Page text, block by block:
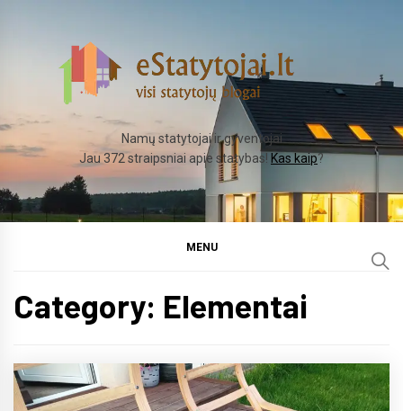
Namų statytojai ir gyventojai
Jau 372 straipsniai apie statybas! Kas kaip?
MENU
Category: Elementai